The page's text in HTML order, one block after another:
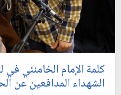
كلمة الإمام الخامنئي
الشهداء المدافعين عن